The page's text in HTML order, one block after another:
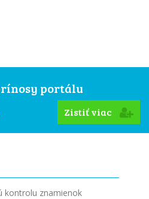
portálu
Zistiť viac
kontrolu znamienok